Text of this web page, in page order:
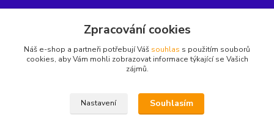
+420775654704
Zpracování cookies
Náš e-shop a partneři potřebují Váš souhlas s použitím souborů
cookies, aby Vám mohli zobrazovat informace týkající se Vašich
zájmů.
Nastavení Souhlasím